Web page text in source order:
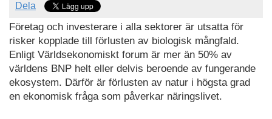
Dela
Företag och investerare i alla sektorer är utsatta för
risker kopplade till förlusten av biologisk mångfald.
Enligt Världsekonomiskt forum är mer än 50% av
världens BNP helt eller delvis beroende av fungerande
ekosystem. Därför är förlusten av natur i högsta grad
en ekonomisk fråga som påverkar näringslivet.